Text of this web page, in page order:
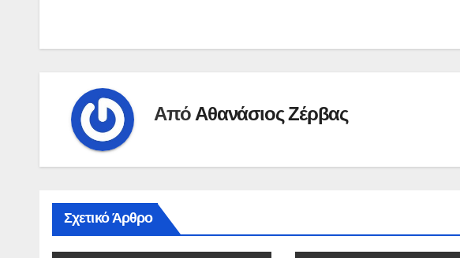
ΑπόΑθανάσιος Ζέρβας
Σχετικό Άρθρο